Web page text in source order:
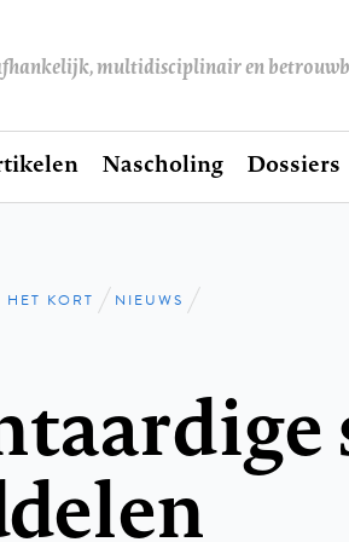
multidisciplinair en
Nascholing Dossiers
HET KORT NIEUWS